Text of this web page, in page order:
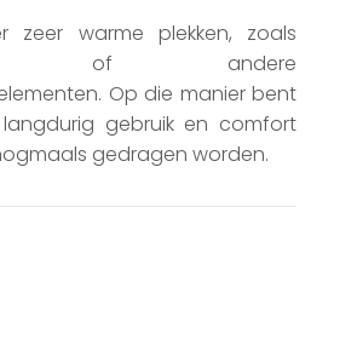
zeer warme plekken, zoals
of andere
Op die manier bent
gebruik en comfort
gedragen worden.